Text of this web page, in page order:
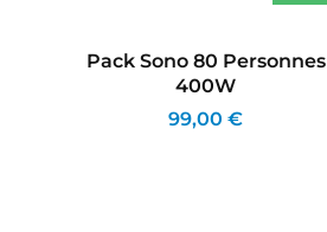
Pack Sono 80 Personnes
400W
99,00 €